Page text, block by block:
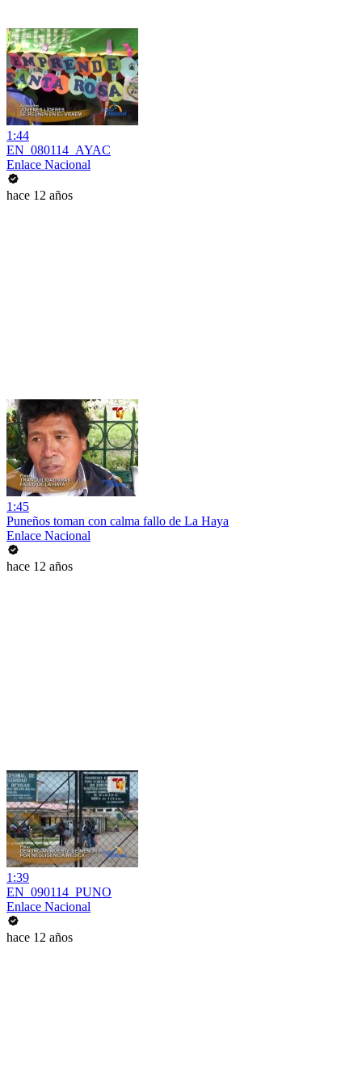
1:44
EN_080114_AYAC
Enlace Nacional
hace 12 años
1:45
Puneños toman con calma fallo de La Haya
Enlace Nacional
hace 12 años
1:39
EN_090114_PUNO
Enlace Nacional
hace 12 años